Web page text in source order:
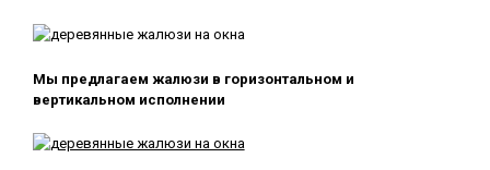
Мы предлагаем жалюзи в горизонтальном и
вертикальном исполнении